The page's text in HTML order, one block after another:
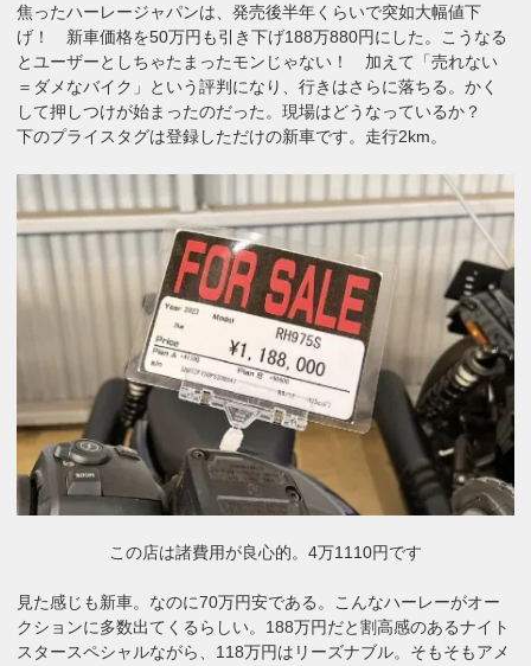
焦ったハーレージャパンは、発売後半年くらいで突如大幅値下
げ！ 新車価格を50万円も引き下げ188万880円にした。こうなる
とユーザーとしちゃたまったモンじゃない！ 加えて「売れない
＝ダメなバイク」という評判になり、行きはさらに落ちる。かく
して押しつけが始まったのだった。現場はどうなっているか？
下のプライスタグは登録しただけの新車です。走行2km。
この店は諸費用が良心的。4万1110円です
見た感じも新車。なのに70万円安である。こんなハーレーがオー
クションに多数出てくるらしい。 188万円だと割高感のあるナイト
スタースペシャルながら、118万円はリーズナブル。そもそもアメ